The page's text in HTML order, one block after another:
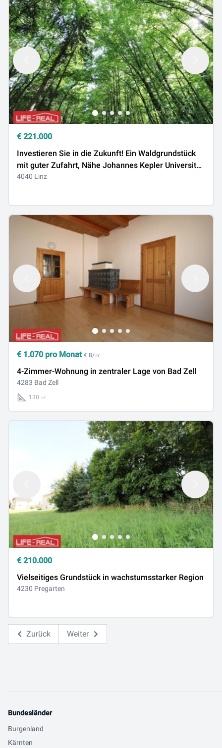
€ 221.000
Investieren Sie in die Zukunft! Ein Waldgrundstück
mit guter Zufahrt, Nähe Johannes Kepler Universität
Linz
4040 Linz
€ 1.070 pro Monat € 8/㎡
4-Zimmer-Wohnung in zentraler Lage von Bad Zell
4283 Bad Zell
130 ㎡
€ 210.000
Vielseitiges Grundstück in wachstumsstarker Region
4230 Pregarten
Zurück Weiter
Bundesländer
Burgenland
Kärnten